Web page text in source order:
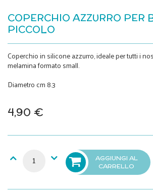
COPERCHIO AZZURRO PER
PICCOLO
Coperchio in silicone azzurro, ideale per tutti i
melamina formato small.
Diametro cm 8.3
4,90 €
AGGIUNGI AL
CARRELLO